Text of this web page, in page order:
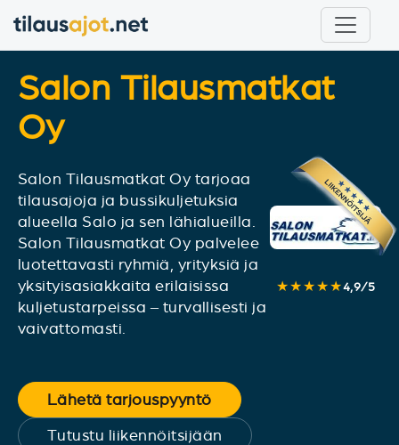
Salon Tilausmatkat
Oy
Salon Tilausmatkat Oy tarjoaa
tilausajoja ja bussikuljetuksia
alueella Salo ja sen lähialueilla.
Salon Tilausmatkat Oy palvelee
luotettavasti ryhmiä, yrityksiä ja
yksityisasiakkaita erilaisissa
kuljetustarpeissa – turvallisesti ja
vaivattomasti.
★★★★★4,9/5
Lähetä tarjouspyyntö
Tutustu liikennöitsijään